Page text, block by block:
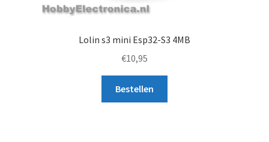
Lolin s3 mini Esp32-S3 4MB
€10,95
Bestellen